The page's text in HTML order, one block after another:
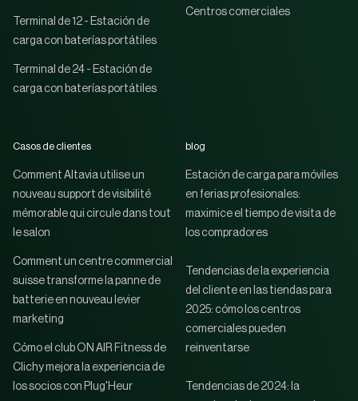
Terminal de 12 - Estación de
carga con baterías portátiles
Terminal de 24 - Estación de
carga con baterías portátiles
Centros comerciales
Casos de clientes
Comment Altavia utilise un
nouveau support de visibilité
mémorable qui circule dans tout
le salon
Comment un centre commercial
suisse transforme la panne de
batterie en nouveau levier
marketing
Cómo el club ON AIR Fitness de
Clichy mejora la experiencia de
los socios con Plug'Heur
blog
Estación de carga para móviles
en ferias profesionales:
maximice el tiempo de visita de
los compradores
Tendencias de la experiencia
del cliente en las tiendas para
2025: cómo los centros
comerciales pueden
reinventarse
Tendencias de 2024: la